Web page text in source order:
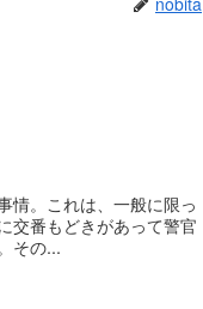
情。これは、一般に限っ
交番もどきがあって警官
その...